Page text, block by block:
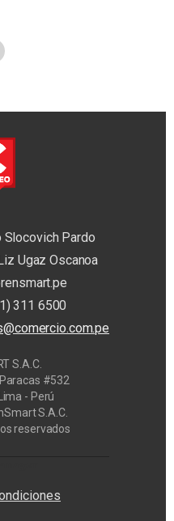
Slocovich Pardo
Ugaz Oscanoa
311 6500
S.A.C.
#532
- Perú
S.A.C.
reservados